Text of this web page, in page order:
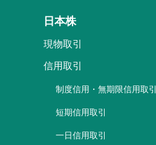
日本株
現物取引
信用取引
制度信用・無期限信用取引
短期信用取引
一日信用取引